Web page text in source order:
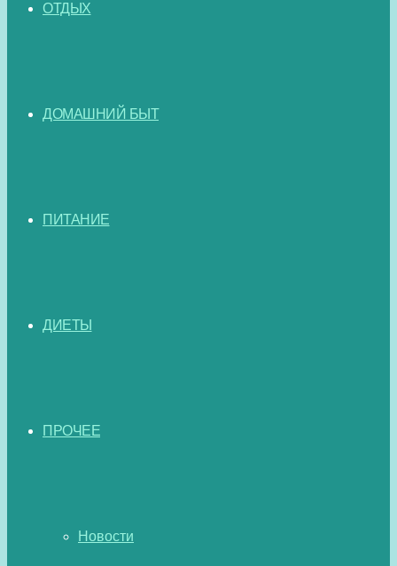
ОТДЫХ
ДОМАШНИЙ БЫТ
ПИТАНИЕ
ДИЕТЫ
ПРОЧЕЕ
Новости